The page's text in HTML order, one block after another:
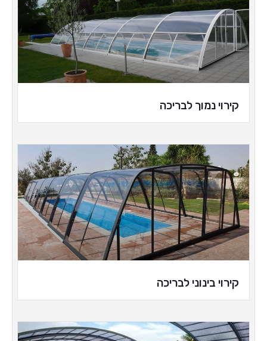
קירוי נמוך לבריכה
קירוי בינוני לבריכה